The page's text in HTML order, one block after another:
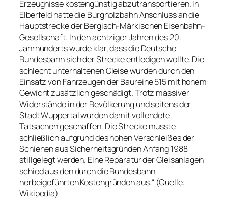
Erzeugnisse kostengünstig abzutransportieren. In
Elberfeld hatte die Burgholzbahn Anschluss an die
Hauptstrecke der Bergisch-Märkischen Eisenbahn-
Gesellschaft. In den achtziger Jahren des 20.
Jahrhunderts wurde klar, dass die Deutsche
Bundesbahn sich der Strecke entledigen wollte. Die
schlecht unterhaltenen Gleise wurden durch den
Einsatz von Fahrzeugen der Baureihe 515 mit hohem
Gewicht zusätzlich geschädigt. Trotz massiver
Widerstände in der Bevölkerung und seitens der
Stadt Wuppertal wurden damit vollendete
Tatsachen geschaffen. Die Strecke musste
schließlich aufgrund des hohen Verschleißes der
Schienen aus Sicherheitsgründen Anfang 1988
stillgelegt werden. Eine Reparatur der Gleisanlagen
schied aus den durch die Bundesbahn
herbeigeführten Kostengründen aus.“ (Quelle:
Wikipedia)